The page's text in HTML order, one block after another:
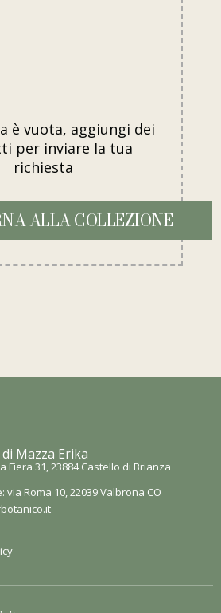
è vuota, aggiungi dei
per inviare la tua
richiesta
ALLA COLLEZIONE
Mazza Erika
Fiera 31, 23884 Castello di Brianza
Roma 10, 22039 Valbrona CO